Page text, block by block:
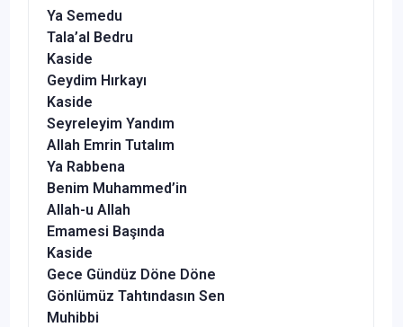
Ya Semedu
Tala’al Bedru
Kaside
Geydim Hırkayı
Kaside
Seyreleyim Yandım
Allah Emrin Tutalım
Ya Rabbena
Benim Muhammed’in
Allah-u Allah
Emamesi Başında
Kaside
Gece Gündüz Döne Döne
Gönlümüz Tahtındasın Sen
Muhibbi